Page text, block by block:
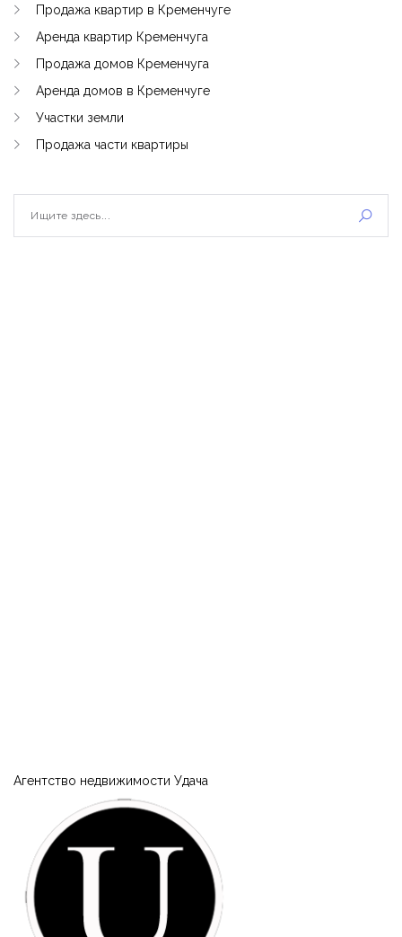
Продажа квартир в Кременчуге
Аренда квартир Кременчуга
Продажа домов Кременчуга
Аренда домов в Кременчуге
Участки земли
Продажа части квартиры
Агентство недвижимости Удача